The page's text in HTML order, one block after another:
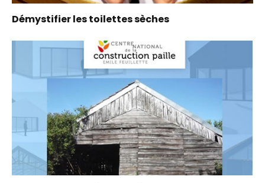
Démystifier les toilettes sèches